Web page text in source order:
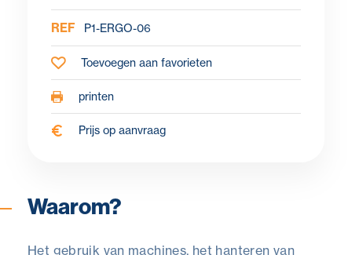
REF P1-ERGO-06
Toevoegen aan favorieten
printen
Prijs op aanvraag
Waarom? Doelstellingen
Waarom?
Het gebruik van machines, het hanteren van